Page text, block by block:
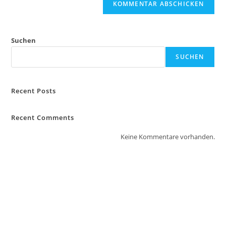
Suchen
SUCHEN
Recent Posts
Recent Comments
Keine Kommentare vorhanden.